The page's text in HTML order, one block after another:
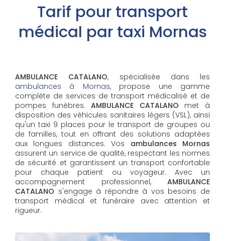
Tarif pour transport
médical par taxi Mornas
AMBULANCE CATALANO, spécialisée dans les
ambulances à Mornas, propose une gamme
complète de services de transport médicalisé et de
pompes funèbres.AMBULANCE CATALANO met à
disposition des véhicules sanitaires légers (VSL), ainsi
qu'un taxi 9 places pour le transport de groupes ou
de familles, tout en offrant des solutions adaptées
aux longues distances. Vos ambulances Mornas
assurent un service de qualité, respectant les normes
de sécurité et garantissent un transport confortable
pour chaque patient ou voyageur. Avec un
accompagnement professionnel, AMBULANCE
CATALANO s'engage à répondre à vos besoins de
transport médical et funéraire avec attention et
rigueur.